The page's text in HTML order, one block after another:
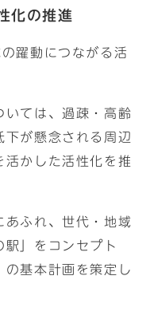
化の推進
躍動につながる活
いては、過疎・高齢
下が懸念される周辺
活かした活性化を推
あふれ、世代・地域
駅」をコンセプト
の基本計画を策定し